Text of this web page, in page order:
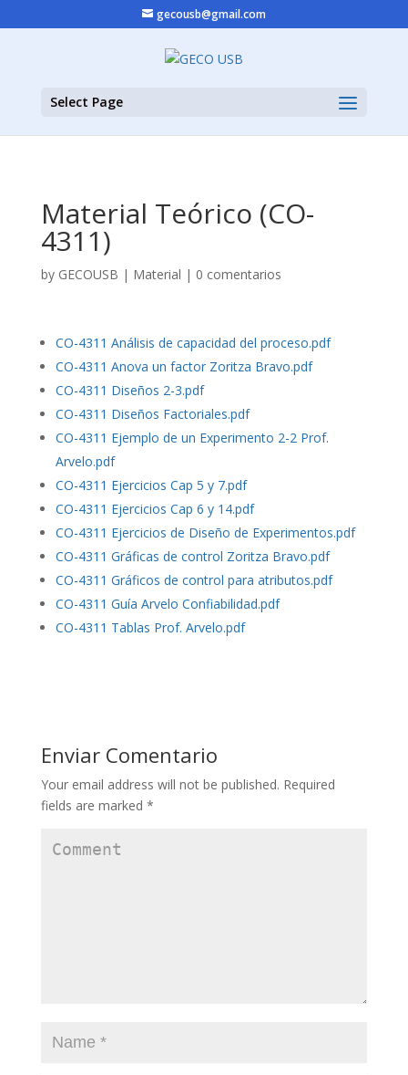
gecousb@gmail.com
Select Page
Material Teórico (CO-
4311)
by GECOUSB | Material | 0 comentarios
CO-4311 Análisis de capacidad del proceso.pdf
CO-4311 Anova un factor Zoritza Bravo.pdf
CO-4311 Diseños 2-3.pdf
CO-4311 Diseños Factoriales.pdf
CO-4311 Ejemplo de un Experimento 2-2 Prof.
Arvelo.pdf
CO-4311 Ejercicios Cap 5 y 7.pdf
CO-4311 Ejercicios Cap 6 y 14.pdf
CO-4311 Ejercicios de Diseño de Experimentos.pdf
CO-4311 Gráficas de control Zoritza Bravo.pdf
CO-4311 Gráficos de control para atributos.pdf
CO-4311 Guía Arvelo Confiabilidad.pdf
CO-4311 Tablas Prof. Arvelo.pdf
Enviar Comentario
Your email address will not be published. Required
fields are marked *